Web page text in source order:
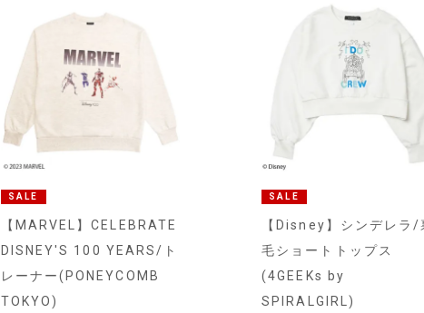
SALE
【MARVEL】CELEBRATE
DISNEY'S 100 YEARS/ト
レーナー(PONEYCOMB
TOKYO)
SALE
【Disney】シンデレラ/
毛ショートトップス
(4GEEKs by
SPIRALGIRL)